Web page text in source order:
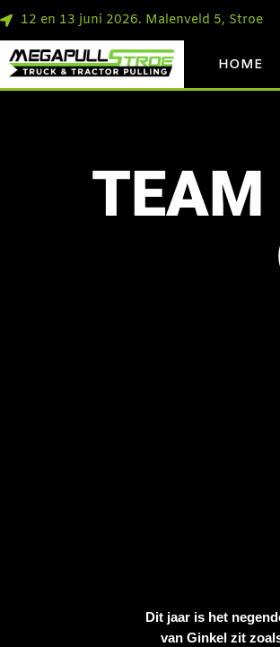
12 en 13 juni 2026. Malenveld 5, Stroe
HOME
TEAM
Dit jaar is het
van Ginkel zit